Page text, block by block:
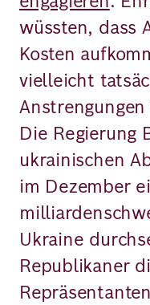
wüssten, dass
Kosten
vielleicht
Die Regierung
ukrainischen
im Dezember
Ukraine
Republikaner